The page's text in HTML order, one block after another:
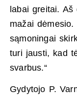
labai greitai.
mažai
sąmoningai
turi jausti, kad
svarbus.“
Gydytojo P.